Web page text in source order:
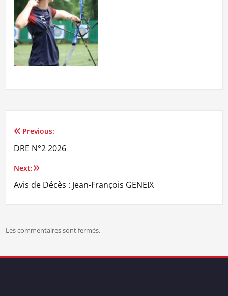
Navigation
de
l’article
Previous:
DRE N°2 2026
Next:
Avis de Décès : Jean-François GENEIX
Les commentaires sont fermés.